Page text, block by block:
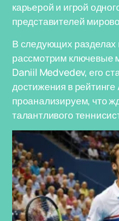
карьерой и игрой
представителей
В следующих
рассмотрим ключевые
Daniil Medvedev, его
достижения в рейтинге
проанализируем, что
талантливого